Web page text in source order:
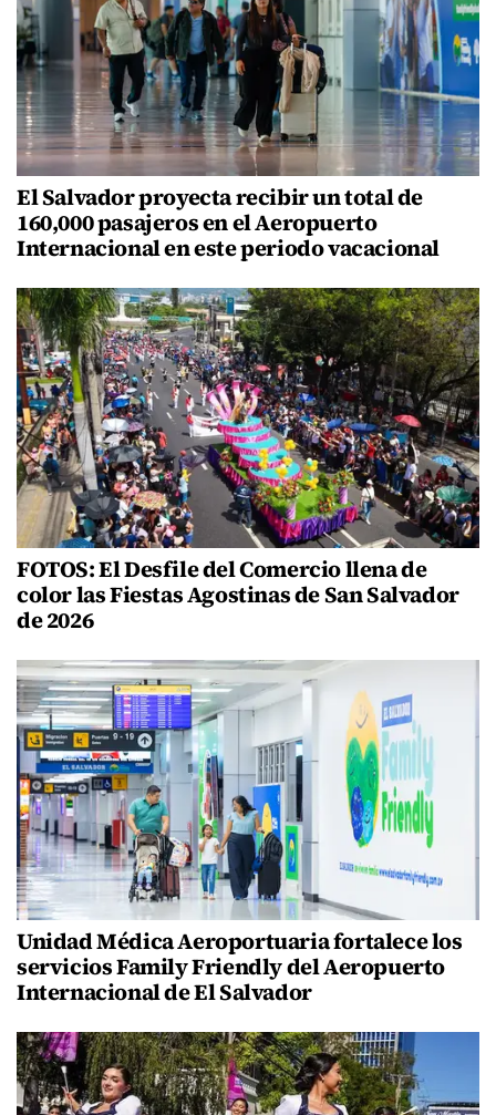
El Salvador proyecta recibir un total de
160,000 pasajeros en el Aeropuerto
Internacional en este periodo vacacional
FOTOS: El Desfile del Comercio llena de
color las Fiestas Agostinas de San Salvador
de 2026
Unidad Médica Aeroportuaria fortalece los
servicios Family Friendly del Aeropuerto
Internacional de El Salvador